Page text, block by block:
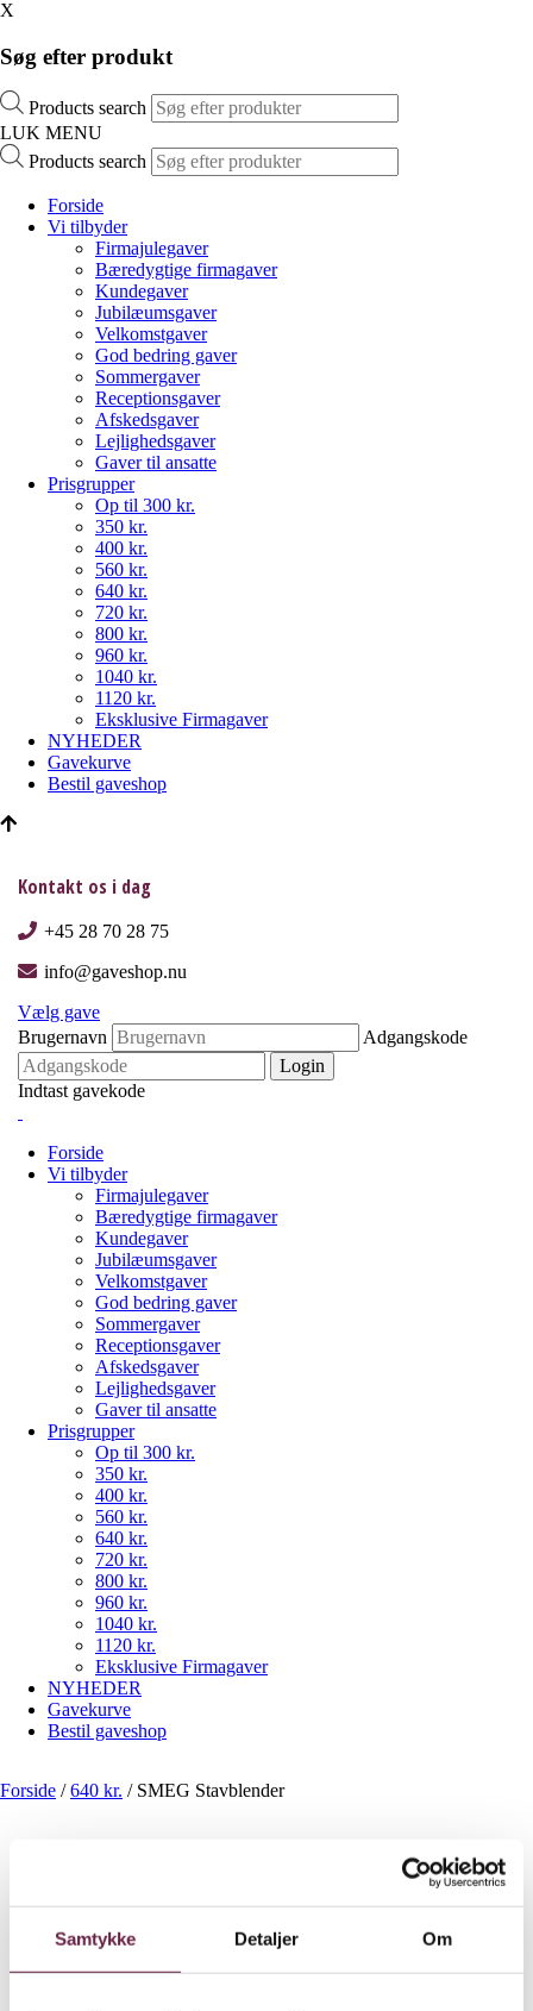
Samtykke Detaljer Om
X
Søg efter produkt
Products search
LUK MENU
Products search
Forside
Vi tilbyder
Firmajulegaver
Bæredygtige firmagaver
Kundegaver
Jubilæumsgaver
Velkomstgaver
God bedring gaver
Sommergaver
Receptionsgaver
Afskedsgaver
Lejlighedsgaver
Gaver til ansatte
Prisgrupper
Op til 300 kr.
350 kr.
400 kr.
560 kr.
640 kr.
720 kr.
800 kr.
960 kr.
1040 kr.
1120 kr.
Eksklusive Firmagaver
NYHEDER
Gavekurve
Bestil gaveshop
Kontakt os i dag
+45 28 70 28 75
info@gaveshop.nu
Vælg gave
Brugernavn
Adgangskode
Login
Indtast gavekode
Forside
Vi tilbyder
Firmajulegaver
Bæredygtige firmagaver
Kundegaver
Jubilæumsgaver
Velkomstgaver
God bedring gaver
Sommergaver
Receptionsgaver
Afskedsgaver
Lejlighedsgaver
Gaver til ansatte
Prisgrupper
Op til 300 kr.
350 kr.
400 kr.
560 kr.
640 kr.
720 kr.
800 kr.
960 kr.
1040 kr.
1120 kr.
Eksklusive Firmagaver
NYHEDER
Gavekurve
Bestil gaveshop
Forside /640 kr. / SMEG Stavblender
SMEG Stavblender